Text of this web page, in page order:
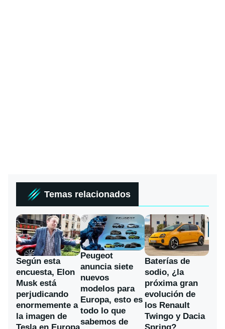
Temas relacionados
Según esta
encuesta, Elon
Musk está
perjudicando
enormemente a
la imagen de
Peugeot
anuncia siete
nuevos
modelos para
Europa, esto es
todo lo que
sabemos de
Baterías de
sodio, ¿la
próxima gran
evolución de
los Renault
Twingo y Dacia